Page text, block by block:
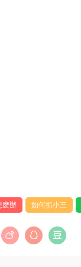
麽辦 如何抓小三